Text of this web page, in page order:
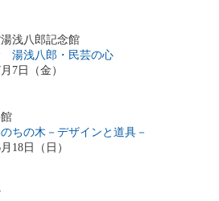
浅八郎記念館
湯浅八郎・民芸の心
7日（金）
ちの木－デザインと道具－
18日（日）